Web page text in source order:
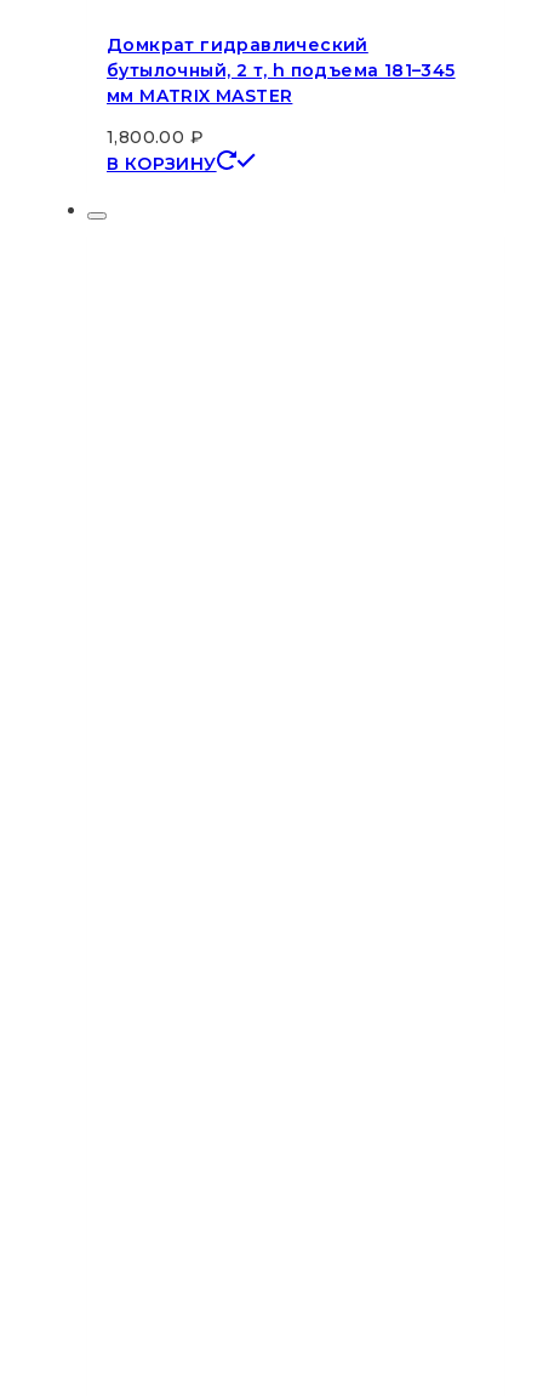
Домкрат гидравлический
бутылочный, 2 т, h подъема 181–345
мм MATRIX MASTER
1,800.00 ₽
В КОРЗИНУ